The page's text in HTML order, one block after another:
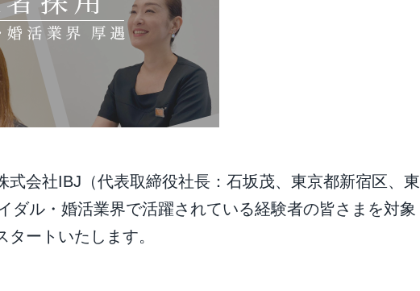
式会社IBJ（代表取締役社長：石坂茂、東京都新宿区、東
ダル・婚活業界で活躍されている経験者の皆さまを対象
タートいたします。